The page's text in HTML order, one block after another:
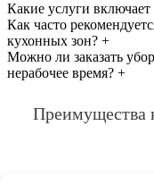
Какие услуги
Как часто
кухонных зон? +
Можно ли заказать
нерабочее время? +
Преимущества